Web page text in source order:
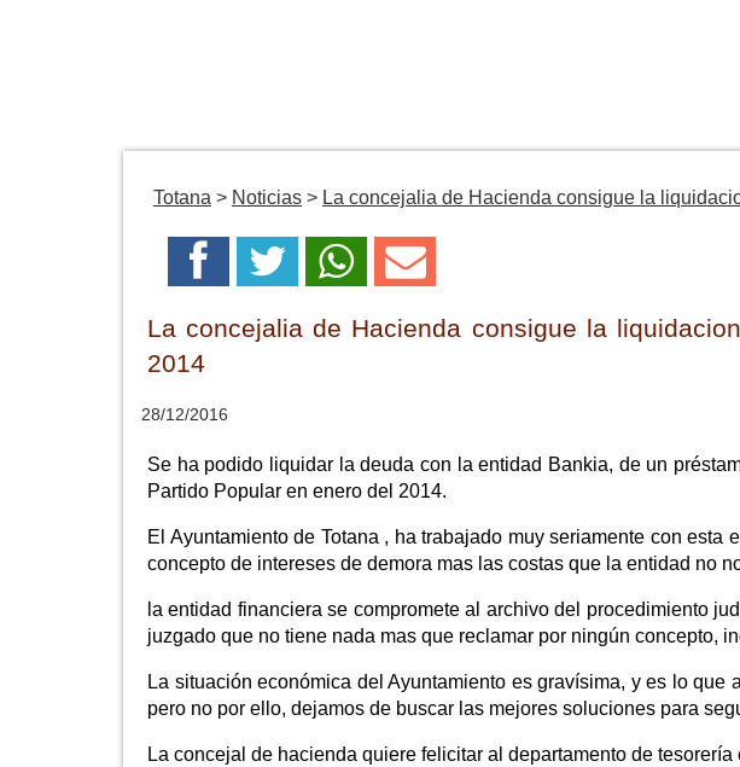
Totana > Noticias > La concejalia de Hacienda consigue la
La concejalia de Hacienda consigue la
2014
28/12/2016
Se ha podido liquidar la deuda con la entidad Bankia, de un
Partido Popular en enero del 2014.
El Ayuntamiento de Totana , ha trabajado muy seriamente con
concepto de intereses de demora mas las costas que la entidad no
la entidad financiera se compromete al archivo del procedimiento
juzgado que no tiene nada mas que reclamar por ningún concepto,
La situación económica del Ayuntamiento es gravísima, y es lo
pero no por ello, dejamos de buscar las mejores soluciones para
La concejal de hacienda quiere felicitar al departamento de